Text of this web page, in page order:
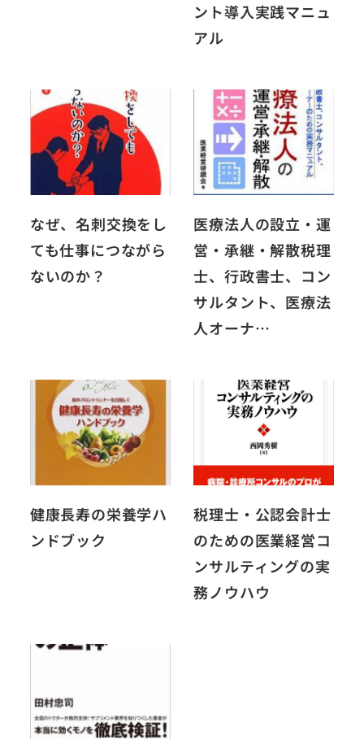
ント導入実践マニュ
アル
なぜ、名刺交換をし
ても仕事につながら
ないのか？
医療法人の設立・運
営・承継・解散税理
士、行政書士、コン
サルタント、医療法
人オーナ…
健康長寿の栄養学ハ
ンドブック
税理士・公認会計士
のための医業経営コ
ンサルティングの実
務ノウハウ